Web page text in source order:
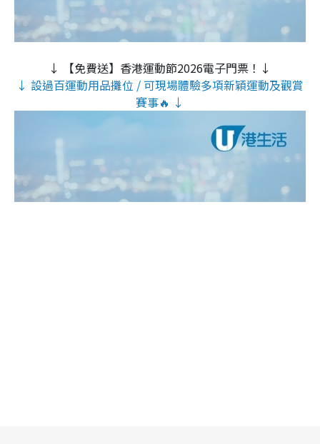
↓ 【免費送】香港運動節2026電子門票！↓
↓ 設過百運動用品攤位 / 可現場體驗多項新穎運動及觀賞
賽事🔥 ↓